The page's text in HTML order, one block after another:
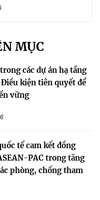
MỤC
các dự án hạ tầng
kiện tiên quyết để
vững
tế cam kết đồng
PAC trong tăng
phòng, chống tham